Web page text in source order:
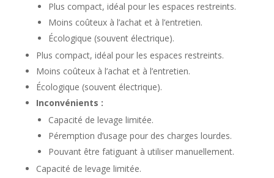
Plus compact, idéal pour les espaces restreints.
Moins coûteux à l’achat et à l’entretien.
Écologique (souvent électrique).
Plus compact, idéal pour les espaces restreints.
Moins coûteux à l’achat et à l’entretien.
Écologique (souvent électrique).
Inconvénients :
Capacité de levage limitée.
Péremption d’usage pour des charges lourdes.
Pouvant être fatiguant à utiliser manuellement.
Capacité de levage limitée.